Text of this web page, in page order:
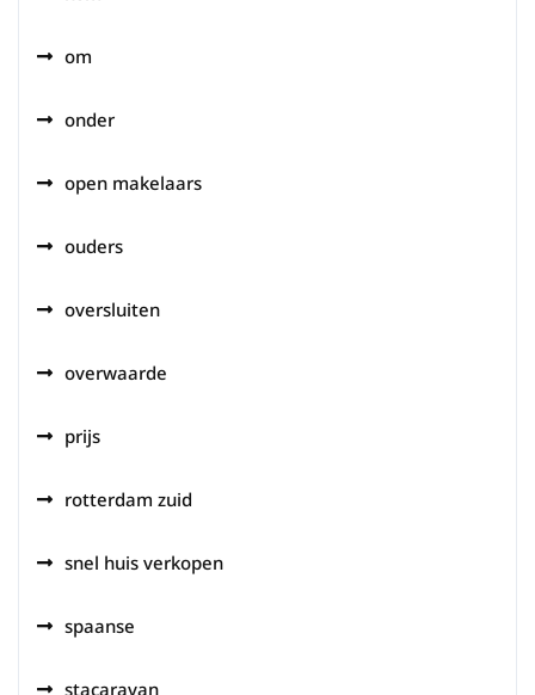
om
onder
open makelaars
ouders
oversluiten
overwaarde
prijs
rotterdam zuid
snel huis verkopen
spaanse
stacaravan